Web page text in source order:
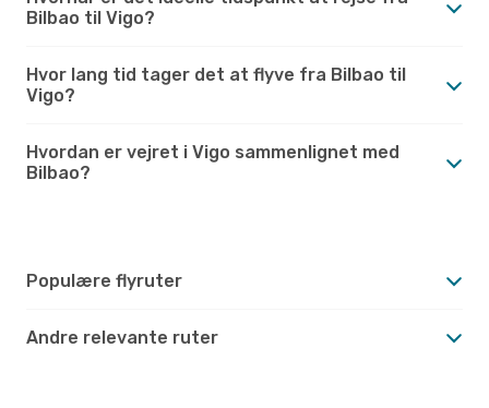
Bilbao til Vigo?
Hvor lang tid tager det at flyve fra Bilbao til
Vigo?
Hvordan er vejret i Vigo sammenlignet med
Bilbao?
Populære flyruter
Andre relevante ruter